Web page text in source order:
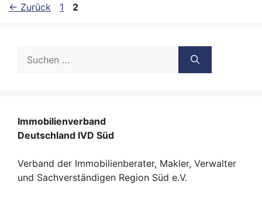
← Zurück Seite
1 Seite
2
nach:
Immobilienverband
Deutschland IVD Süd
Verband der Immobilienberater, Makler, Verwalter
und Sachverständigen Region Süd e.V.